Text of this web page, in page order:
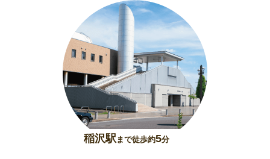
稲沢駅まで徒歩約5分